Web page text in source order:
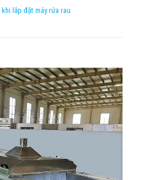
lắp đặt máy rửa rau